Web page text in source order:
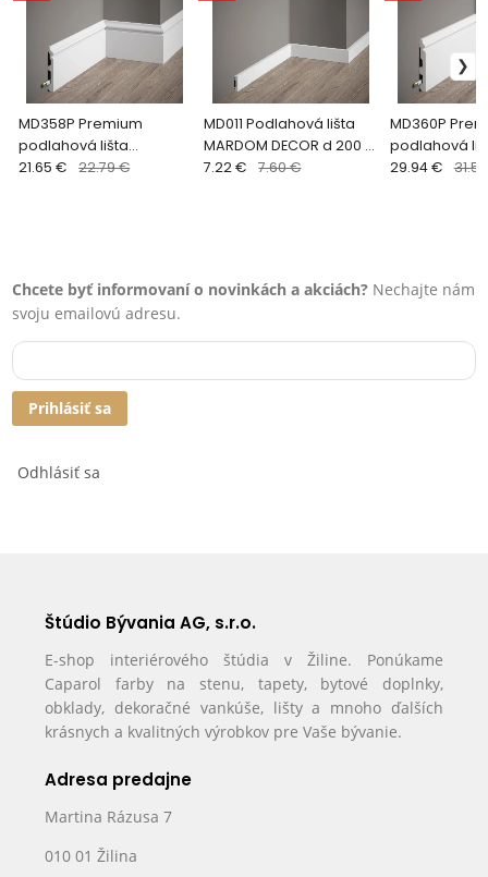
MD358P Premium
podlahová lišta
lakovaná MARDOM
21.65 € 22.79 €
MD011 Podlahová lišta
MARDOM DECOR d 200 x
v 4 x š 1 cm
7.22 € 7.60 €
MD360P
podlahová
lakovaná
29.94 €
Chcete byť informovaní o novinkách a akciách? Nechajte nám
svoju emailovú adresu.
Prihlásiť sa
Odhlásiť sa
Štúdio Bývania AG, s.r.o.
E-shop interiérového štúdia v Žiline. Ponúkame
Caparol farby na stenu, tapety, bytové doplnky,
obklady, dekoračné vankúše, lišty a mnoho ďalších
krásnych a kvalitných výrobkov pre Vaše bývanie.
Adresa predajne
Martina Rázusa 7
010 01 Žilina